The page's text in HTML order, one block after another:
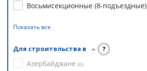
Восьмисекционные (8-подъездные)
Показать все
Для строительства в ?
Азербайджане (0)